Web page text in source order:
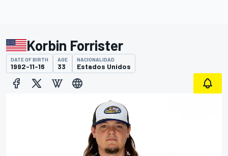
Korbin Forrister
DATE OF BIRTH
1992-11-16
AGE
33
NACIONALIDAD
Estados Unidos